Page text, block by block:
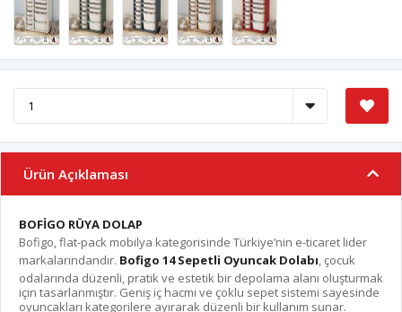
Ürün Açıklaması
BOFİGO RÜYA DOLAP
Bofigo, flat-pack mobilya kategorisinde Türkiye’nin e-ticaret lider
markalarındandır. Bofigo 14 Sepetli Oyuncak Dolabı, çocuk
odalarında düzenli, pratik ve estetik bir depolama alanı oluşturmak
için tasarlanmıştır. Geniş iç hacmi ve çoklu sepet sistemi sayesinde
oyuncakları kategorilere ayırarak düzenli bir kullanım sunar.